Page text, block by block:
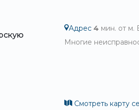
Адрес 4 мин. от м.
Многие
Смотреть карту